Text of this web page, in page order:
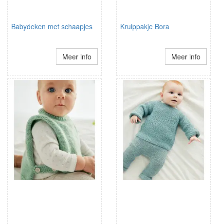
Babydeken met schaapjes
Meer info
Kruippakje Bora
Meer info